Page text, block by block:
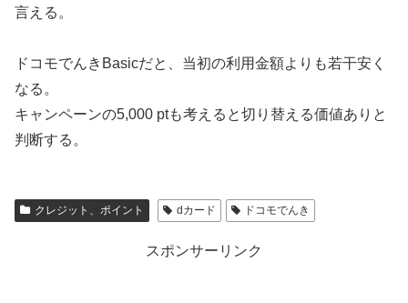
言える。
ドコモでんきBasicだと、当初の利用金額よりも若干安く
なる。
キャンペーンの5,000 ptも考えると切り替える価値ありと
判断する。
クレジット、ポイント dカード ドコモでんき
スポンサーリンク